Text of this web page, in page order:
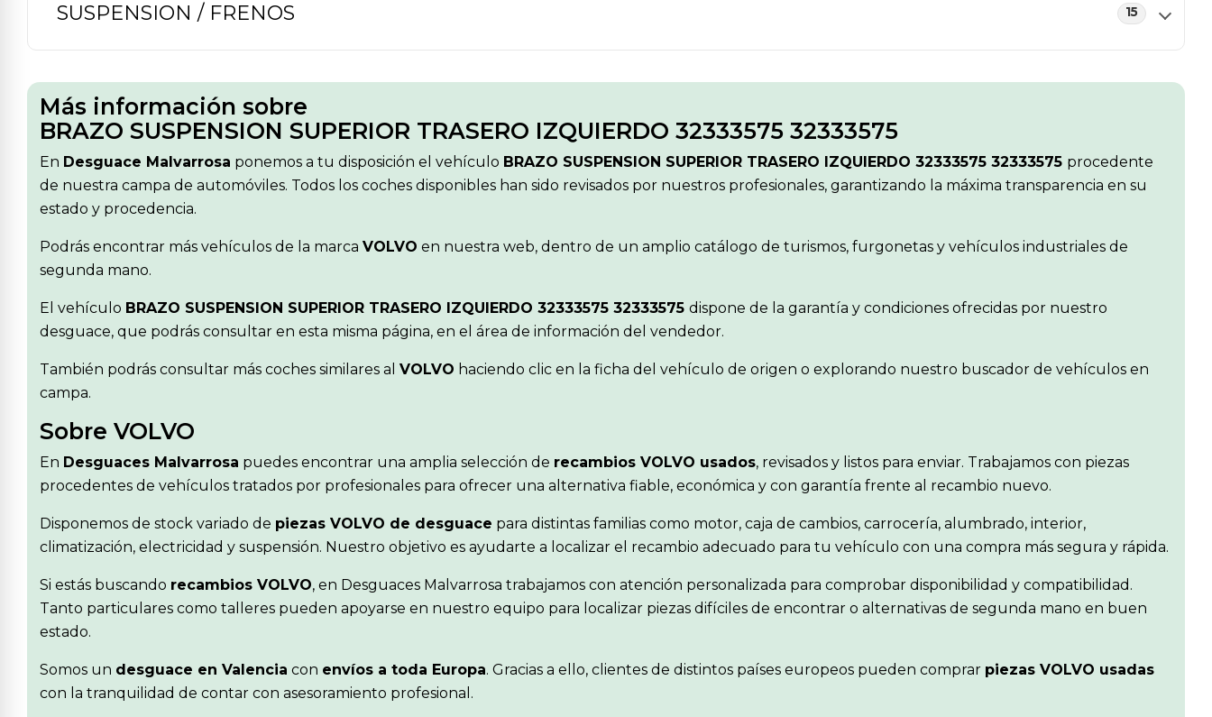
SUSPENSION / FRENOS 15
Más información sobre
BRAZO SUSPENSION SUPERIOR TRASERO IZQUIERDO 32333575 32333575
En Desguace Malvarrosa ponemos a tu disposición el vehículo BRAZO SUSPENSION SUPERIOR TRASERO IZQUIERDO 32333575 32333575 procedente
de nuestra campa de automóviles. Todos los coches disponibles han sido revisados por nuestros profesionales, garantizando la máxima transparencia en su
estado y procedencia.
Podrás encontrar más vehículos de la marca VOLVO en nuestra web, dentro de un amplio catálogo de turismos, furgonetas y vehículos industriales de
segunda mano.
El vehículo BRAZO SUSPENSION SUPERIOR TRASERO IZQUIERDO 32333575 32333575 dispone de la garantía y condiciones ofrecidas por nuestro
desguace, que podrás consultar en esta misma página, en el área de información del vendedor.
También podrás consultar más coches similares al VOLVO haciendo clic en la ficha del vehículo de origen o explorando nuestro buscador de vehículos en
campa.
Sobre VOLVO
En Desguaces Malvarrosa puedes encontrar una amplia selección de recambios VOLVO usados, revisados y listos para enviar. Trabajamos con piezas
procedentes de vehículos tratados por profesionales para ofrecer una alternativa fiable, económica y con garantía frente al recambio nuevo.
Disponemos de stock variado de piezas VOLVO de desguace para distintas familias como motor, caja de cambios, carrocería, alumbrado, interior,
climatización, electricidad y suspensión. Nuestro objetivo es ayudarte a localizar el recambio adecuado para tu vehículo con una compra más segura y rápida.
Si estás buscando recambios VOLVO, en Desguaces Malvarrosa trabajamos con atención personalizada para comprobar disponibilidad y compatibilidad.
Tanto particulares como talleres pueden apoyarse en nuestro equipo para localizar piezas difíciles de encontrar o alternativas de segunda mano en buen
estado.
Somos un desguace en Valencia con envíos a toda Europa. Gracias a ello, clientes de distintos países europeos pueden comprar piezas VOLVO usadas
con la tranquilidad de contar con asesoramiento profesional.